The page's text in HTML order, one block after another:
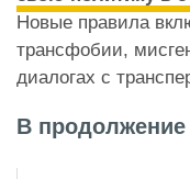
Новые правила
трансфобии,
диалогах с
В